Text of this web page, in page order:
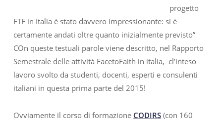
progetto
FTF in Italia è stato davvero impressionante: si è
certamente andati oltre quanto inizialmente previsto”
COn queste testuali parole viene descritto, nel Rapporto
Semestrale delle attività FacetoFaith in italia, cl’inteso
lavoro svolto da studenti, docenti, esperti e consulenti
italiani in questa prima parte del 2015!
Ovviamente il corso di formazione CODIRS(con 160